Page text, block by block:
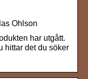
Ohlson
har utgått.
hittar det du söker